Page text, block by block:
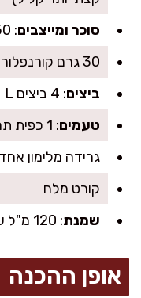
סוכר ומייצבים: 150 גרם סוכר (כ-3/4 כוס)
30 גרם קורנפלור (כ-3 כפות גדושות)
ביצים: 4 ביצים L
טעמים: 1 כפית תמצית וניל איכותית
גרידה מלימון
קורט מלח
שמנת: 120 מ"ל שמנת מתוקה 38% (חצי כוס)
אופן ההכנה